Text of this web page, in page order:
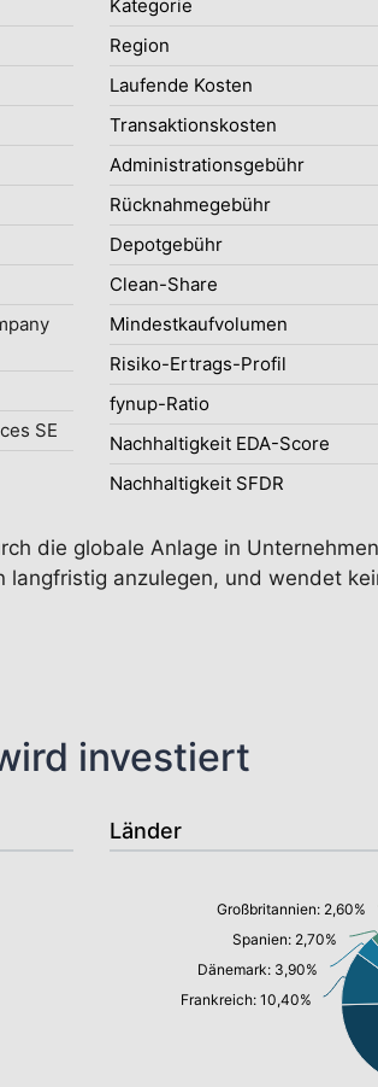
SE
Kategorie
Region
Laufende Kosten
Transaktionskosten
Administrationsgebühr
Rücknahmegebühr
Depotgebühr
Clean-Share
Mindestkaufvolumen
Risiko-Ertrags-Profil
fynup-Ratio
Nachhaltigkeit EDA-Score
Nachhaltigkeit SFDR
die globale Anlage in
anzulegen, und wendet
investiert
Länder
Frankreich: 10,40%
Dänemark: 3,90%
Spanien: 2,70%
Großbritannien: 2,60%